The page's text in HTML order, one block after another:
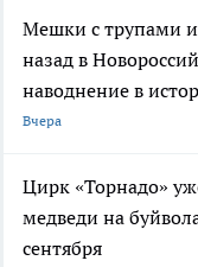
Мешки с трупами
назад в
наводнение в
Вчера
Цирк «Торнадо»
медведи на
сентября